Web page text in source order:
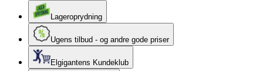
Lageroprydning
Ugens tilbud - og andre gode priser
Elgigantens Kundeklub